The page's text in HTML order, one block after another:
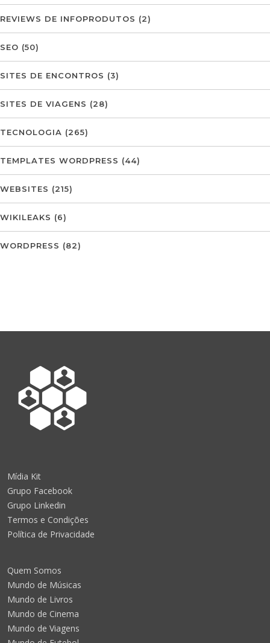
REVIEWS DE INFOPRODUTOS (2)
SEO (50)
SITES DE ENCONTROS (3)
SITES DE VIAGENS (28)
TECNOLOGIA (265)
TEMPLATES WORDPRESS (44)
WEBSITES (215)
WIKILEAKS (6)
WORDPRESS (82)
Mídia Kit
Grupo Facebook
Grupo Linkedin
Termos e Condições
Política de Privacidade
Quem Somos
Mundo de Músicas
Mundo de Livros
Mundo de Cinema
Mundo de Viagens